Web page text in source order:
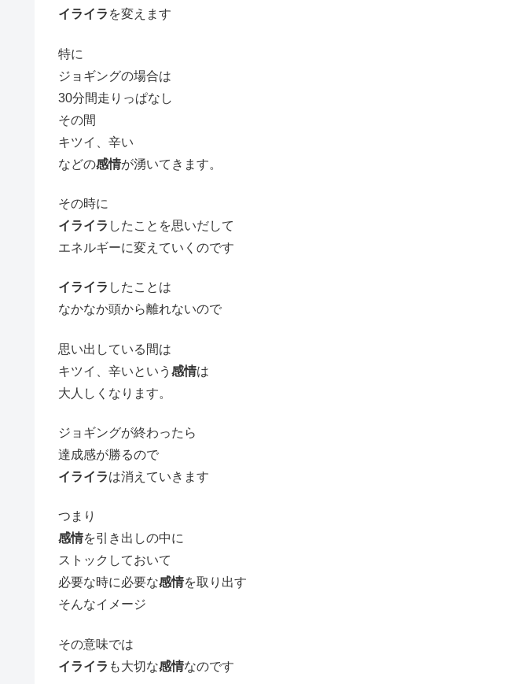
イライラ を変えます
特に
ジョギングの場合は
30分間走りっぱなし
その間
キツイ、辛い
などの感情が湧いてきます。
その時に
イライラ したことを思いだして
エネルギーに変えていくのです
イライラ したことは
なかなか頭から離れないので
思い出している間は
キツイ、辛いという 感情は
大人しくなります。
ジョギングが終わったら
達成感が勝るので
イライラは消えていきます
つまり
感情を引き出しの中に
ストックしておいて
必要な時に必要な感情を取り出す
そんなイメージ
その意味では
イライラ も大切な感情なのです